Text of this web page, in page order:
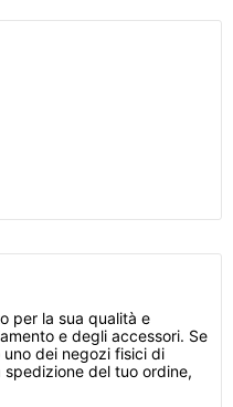
per la sua qualità e
e degli accessori. Se
dei negozi fisici di
del tuo ordine,